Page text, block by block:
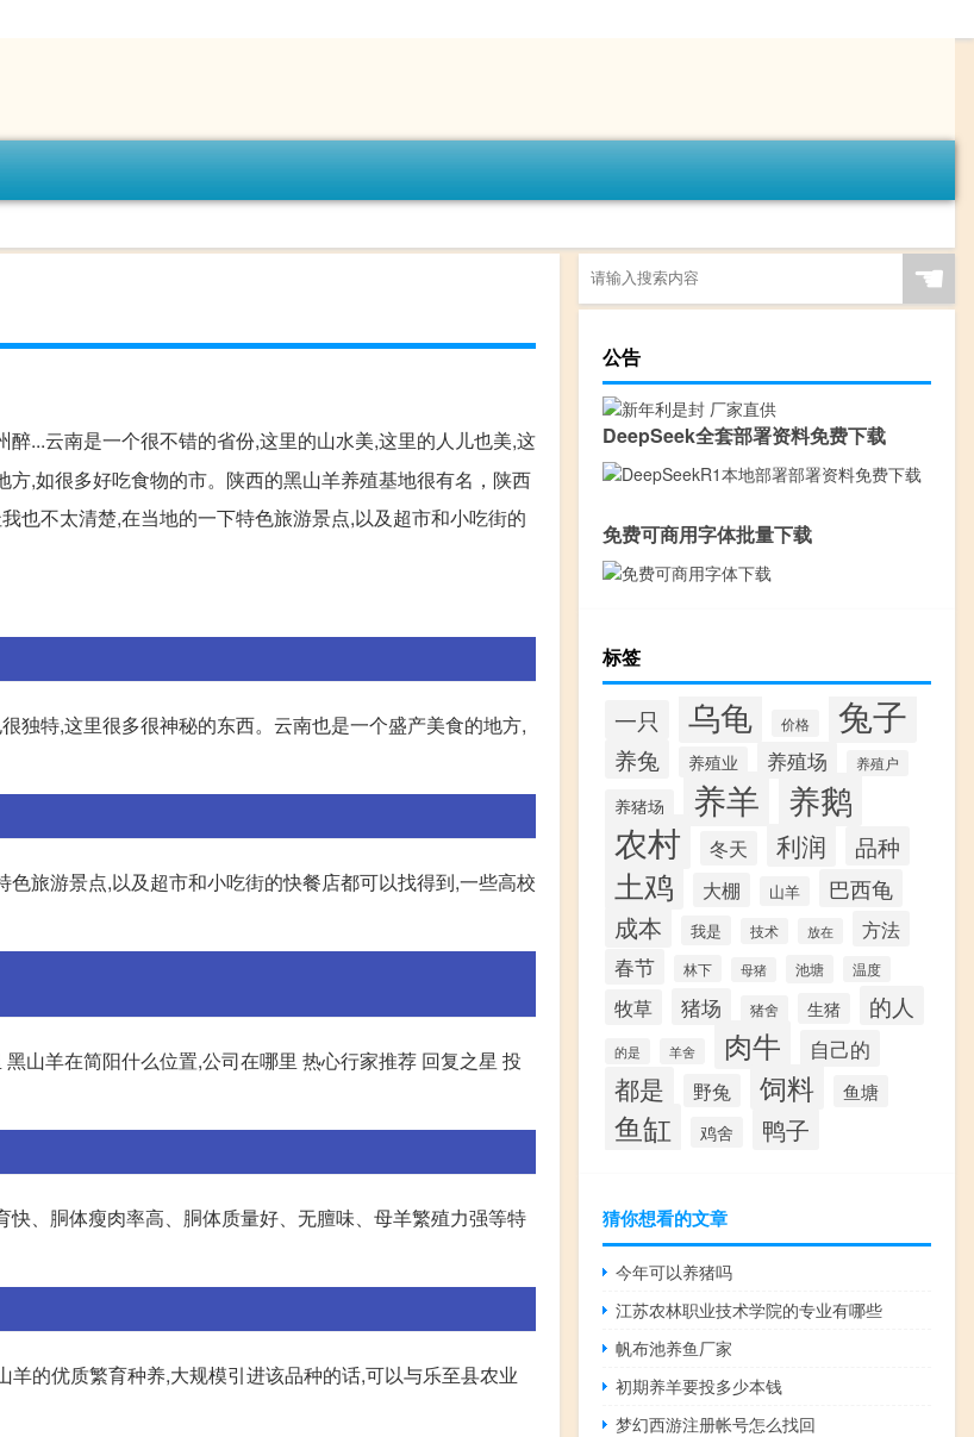
醉...云南是一个很不错的省份,这里的山水美,这里的人儿也美,这
,如很多好吃食物的市。陕西的黑山羊养殖基地很有名，陕西
也不太清楚,在当地的一下特色旅游景点,以及超市和小吃街的
独特,这里很多很神秘的东西。云南也是一个盛产美食的地方,
旅游景点,以及超市和小吃街的快餐店都可以找得到,一些高校
山羊在简阳什么位置,公司在哪里 热心行家推荐 回复之星 投
、胴体瘦肉率高、胴体质量好、无膻味、母羊繁殖力强等特
的优质繁育种养,大规模引进该品种的话,可以与乐至县农业
☚
公告
DeepSeek全套部署资料免费下载
免费可商用字体批量下载
标签
一只 乌龟 价格 兔子
养兔 养殖业 养殖场 养殖户
养猪场 养羊 养鹅
农村 冬天 利润 品种
土鸡 大棚 山羊 巴西龟
成本 我是 技术 放在
方法
春节
林下 母猪 池塘 温度
牧草 猪场 猪舍 生猪 的人
的是 羊舍 肉牛 自己的
都是 野兔 饲料 鱼塘
鱼缸 鸡舍 鸭子
猜你想看的文章
今年可以养猪吗
江苏农林职业技术学院的专业有哪些
帆布池养鱼厂家
初期养羊要投多少本钱
梦幻西游注册帐号怎么找回